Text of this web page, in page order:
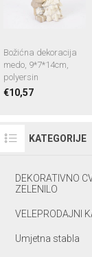
Božićna dekoracija
medo, 9*7*14cm,
polyersin
€10,57
KATEGORIJE
DEKORATIVNO
ZELENILO
VELEPRODAJNI
Umjetna stabla